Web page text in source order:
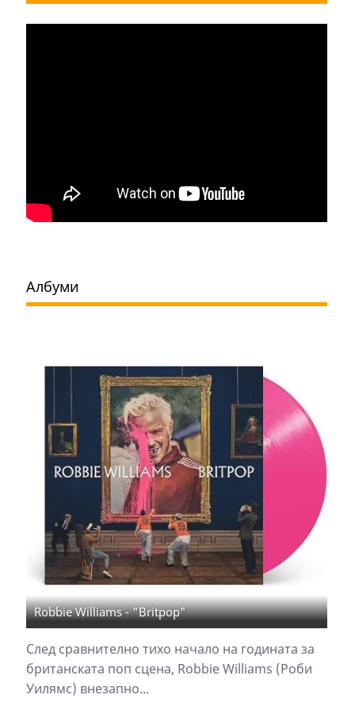
Албуми
Robbie Williams - "Britpop"
След сравнително тихо начало на годината за
британската поп сцена, Robbie Williams (Роби
Уилямс) внезапно...